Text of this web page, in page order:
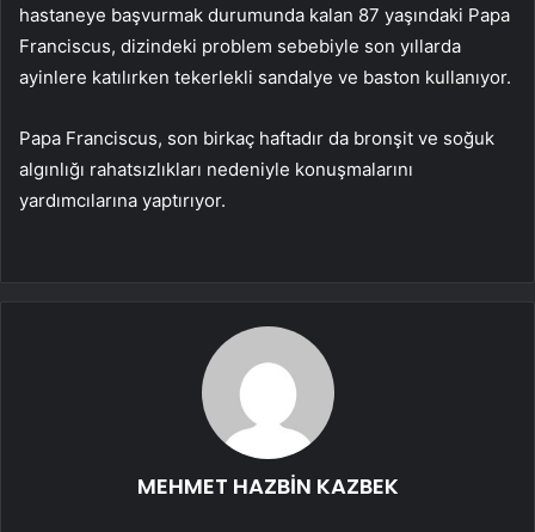
hastaneye başvurmak durumunda kalan 87 yaşındaki Papa
Franciscus, dizindeki problem sebebiyle son yıllarda
ayinlere katılırken tekerlekli sandalye ve baston kullanıyor.
Papa Franciscus, son birkaç haftadır da bronşit ve soğuk
algınlığı rahatsızlıkları nedeniyle konuşmalarını
yardımcılarına yaptırıyor.
MEHMET HAZBİN KAZBEK